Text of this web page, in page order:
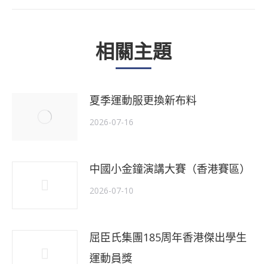
主
題
相關主題
夏季運動服更換新布料
2026-07-16
中國小金鐘演講大賽（香港賽區）
2026-07-10
屈臣氏集團185周年香港傑出學生
運動員獎